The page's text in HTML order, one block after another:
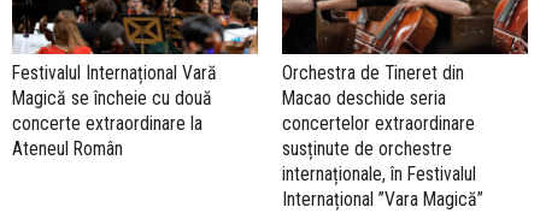
Festivalul Internațional Vară
Magică se încheie cu două
concerte extraordinare la
Ateneul Român
Orchestra de Tineret din
Macao deschide seria
concertelor extraordinare
susținute de orchestre
internaționale, în Festivalul
Internațional ”Vara Magică”